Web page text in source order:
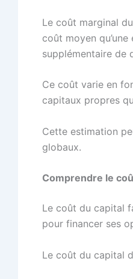
Le coût marginal
coût moyen
supplémentaire de
Ce coût varie en
capitaux propres
Cette estimation
globaux.
Comprendre le
Le coût du capital
pour financer ses
Le coût du capital